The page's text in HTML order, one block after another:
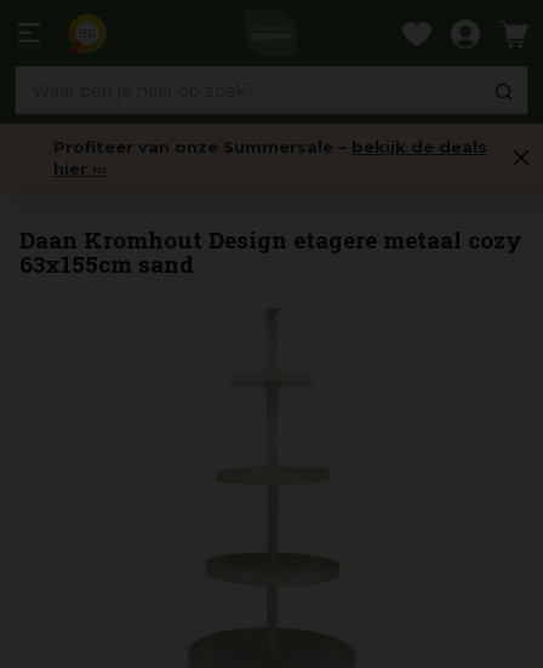
naar
Profiteer van onze Summersale – bekijk de deals
hier ›››
Daan Kromhout Design etagere metaal cozy
63x155cm sand